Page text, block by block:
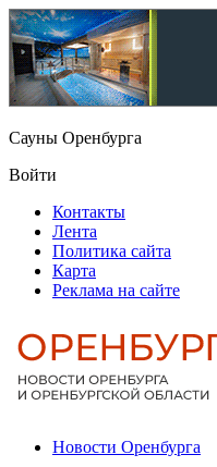
Сауны Оренбурга
Войти
Контакты
Лента
Политика сайта
Карта
Реклама на сайте
Новости Оренбурга